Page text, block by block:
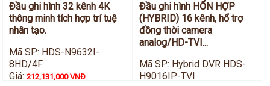
Đầu ghi hình 32 kênh 4K
thông minh tích hợp trí tuệ
nhân tạo.
Mã SP: HDS-N9632I-
8HD/4F
Giá:212,131,000 VNĐ
Đầu ghi hình HỔN HỢP
(HYBRID) 16 kênh, hổ trợ
đồng thời camera
analog/HD-TVI...
Mã SP: Hybrid DVR HDS-
H9016IP-TVI